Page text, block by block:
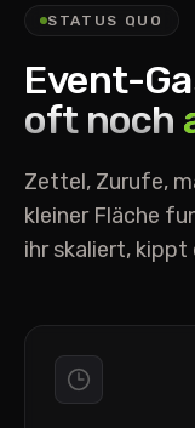
STATUS QUO
Event-
oft noch
Zettel, Zurufe,
kleiner Fläche
ihr skaliert, kippt